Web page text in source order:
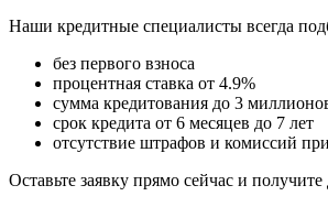
Наши кредитные специалисты всегда
без первого взноса
процентная ставка от 4.9%
сумма кредитования до 3
срок кредита от 6 месяцев до 7 лет
отсутствие штрафов и комиссий
Оставьте заявку прямо сейчас и